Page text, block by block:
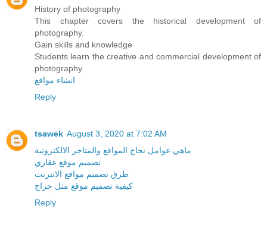
History of photography
This chapter covers the historical development of
photography.
Gain skills and knowledge
Students learn the creative and commercial development of
photography.
انشاء مواقع
Reply
tsawek August 3, 2020 at 7:02 AM
ماهي عوامل نجاح المواقع والمتاجر الالكترونية
تصميم موقع عقاري
طرق تصميم مواقع الانترنت
كيفية تصميم موقع مثل حراج
Reply